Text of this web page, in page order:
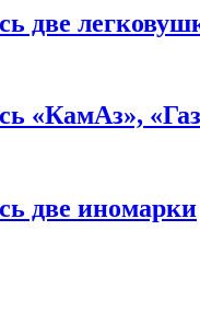
две
«КамАз»,
две иномарки